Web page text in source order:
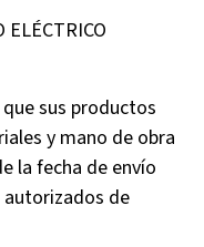
ELÉCTRICO
sus productos
y mano de obra
la fecha de envío
de